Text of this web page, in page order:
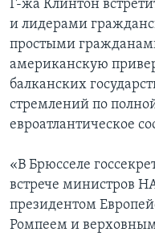
СОЦИАЛЬНЫЕ СЕТИ
Языки
Г-жа Клинтон
и лидерами
простыми
американскую
балканских
стремлений по
евроатлантическое
«В Брюсселе
встрече министров
президентом
Ромпеем и